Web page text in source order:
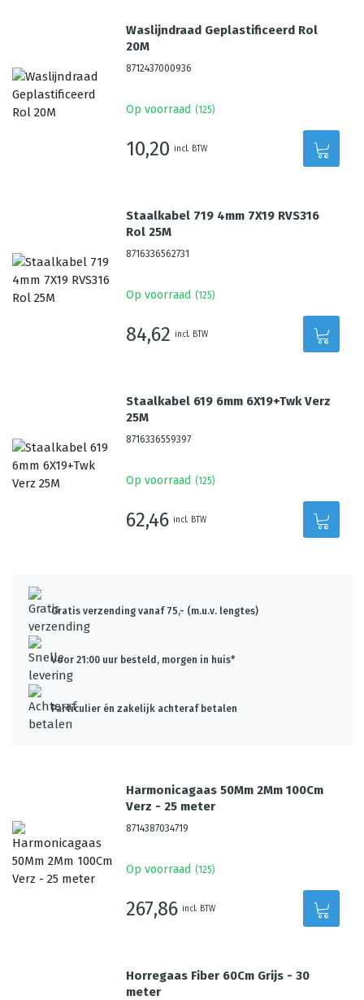
Waslijndraad Geplastificeerd Rol
20M
8712437000936
Op voorraad (125)
10,20 incl. BTW
Staalkabel 719 4mm 7X19 RVS316
Rol 25M
8716336562731
Op voorraad (125)
84,62 incl. BTW
Staalkabel 619 6mm 6X19+Twk Verz
25M
8716336559397
Op voorraad (125)
62,46 incl. BTW
Gratis verzending vanaf 75,- (m.u.v. lengtes)
Voor 21:00 uur besteld, morgen in huis*
Particulier én zakelijk achteraf betalen
Harmonicagaas 50Mm 2Mm 100Cm
Verz - 25 meter
8714387034719
Op voorraad (125)
267,86 incl. BTW
Horregaas Fiber 60Cm Grijs - 30
meter